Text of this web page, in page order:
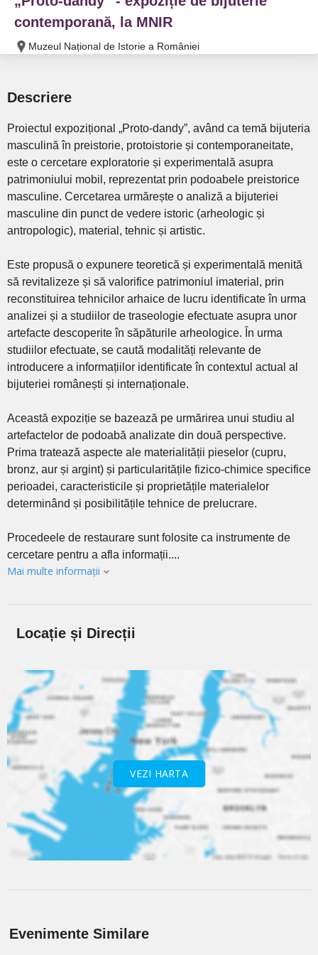
contemporană, la MNIR
Muzeul Național de Istorie a României
Descriere
Proiectul expozițional „Proto-dandy”, având ca temă bijuteria
masculină în preistorie, protoistorie și contemporaneitate,
este o cercetare exploratorie și experimentală asupra
patrimoniului mobil, reprezentat prin podoabele preistorice
masculine. Cercetarea urmărește o analiză a bijuteriei
masculine din punct de vedere istoric (arheologic și
antropologic), material, tehnic și artistic.
Este propusă o expunere teoretică și experimentală menită
să revitalizeze și să valorifice patrimoniul imaterial, prin
reconstituirea tehnicilor arhaice de lucru identificate în urma
analizei și a studiilor de traseologie efectuate asupra unor
artefacte descoperite în săpăturile arheologice. În urma
studiilor efectuate, se caută modalități relevante de
introducere a informațiilor identificate în contextul actual al
bijuteriei românești și internaționale.
Această expoziție se bazează pe urmărirea unui studiu al
artefactelor de podoabă analizate din două perspective.
Prima tratează aspecte ale materialității pieselor (cupru,
bronz, aur și argint) și particularitățile fizico-chimice specifice
perioadei, caracteristicile și proprietățile materialelor
determinând și posibilitățile tehnice de prelucrare.
Procedeele de restaurare sunt folosite ca instrumente de
cercetare pentru a afla informații....
Mai multe informații
Locație și Direcții
VEZI HARTA
Evenimente Similare